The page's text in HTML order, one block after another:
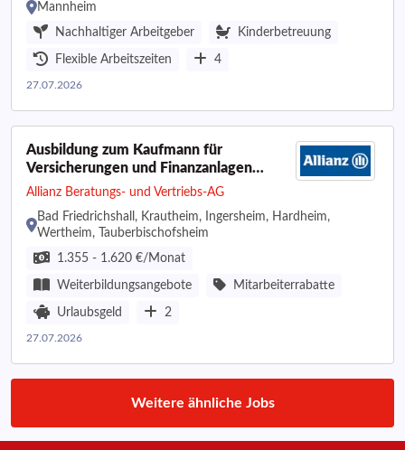
Mannheim
Nachhaltiger Arbeitgeber
Kinderbetreuung
Flexible Arbeitszeiten 4
27.07.2026
Ausbildung zum Kaufmann für
Versicherungen und Finanzanlagen
(m/w/d)
Allianz Beratungs- und Vertriebs-AG
Bad Friedrichshall, Krautheim, Ingersheim, Hardheim,
Wertheim, Tauberbischofsheim
1.355 - 1.620 €/Monat
Weiterbildungsangebote Mitarbeiterrabatte
Urlaubsgeld 2
27.07.2026
Weitere ähnliche Jobs